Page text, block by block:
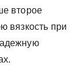
второе
вязкость при